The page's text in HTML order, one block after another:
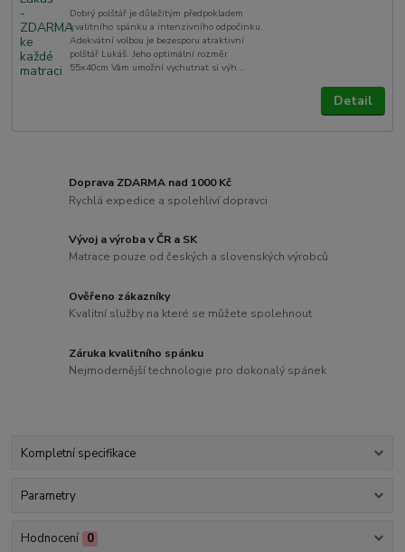
Dobrý polštář je důležitým předpokladem
kvalitního spánku a intenzivního odpočinku.
Adekvátní volbou je bezesporu atraktivní
polštář Lukáš. Jeho optimální rozměr
55x40cm Vám umožní vychutnat si výh...
Detail
Doprava ZDARMA nad 1000 Kč
Rychlá expedice a spolehliví dopravci
Vývoj a výroba v ČR a SK
Matrace pouze od českých a slovenských výrobců
Ověřeno zákazníky
Kvalitní služby na které se můžete spolehnout
Záruka kvalitního spánku
Nejmodernější technologie pro dokonalý spánek
Kompletní specifikace
Parametry
Hodnocení 0